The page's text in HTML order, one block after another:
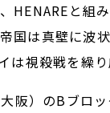
HENAREと組
国は真壁に波
は視殺戦を繰り
阪）のBブロ